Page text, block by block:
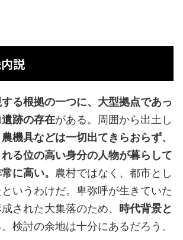
説
る根拠の一つに、大型拠点であっ
跡の存在がある。周囲から出土し
農機具などは一切出てきらおらず、
る位の高い身分の人物が暮らして
に高い。 農村ではなく、都市とし
いうわけだ。卑弥呼が生きていた
された大集落のため、 時代背景と
検討の余地は十分にあるだろう。